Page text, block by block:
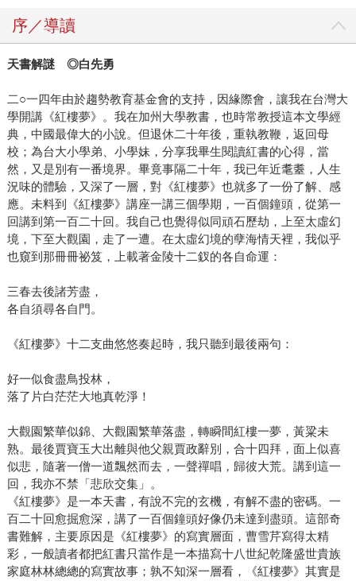
序／導讀
天書解謎 ◎白先勇
二○一四年由於趨勢教育基金會的支持，因緣際會，讓我在台灣大
學開講《紅樓夢》。我在加州大學教書，也時常教授這本文學經
典，中國最偉大的小說。但退休二十年後，重執教鞭，返回母
校；為台大小學弟、小學妹，分享我畢生閱讀紅書的心得，當
然，又是別有一番境界。畢竟事隔二十年，我已年近耄耋，人生
況味的體驗，又深了一層，對《紅樓夢》也就多了一份了解、感
應。未料到《紅樓夢》講座一講三個學期，一百個鐘頭，從第一
回講到第一百二十回。我自己也覺得似同頑石歷劫，上至太虛幻
境，下至大觀園，走了一遭。在太虛幻境的孽海情天裡，我似乎
也窺到那冊冊祕笈，上載著金陵十二釵的各自命運：
三春去後諸芳盡，
各自須尋各自門。
《紅樓夢》十二支曲悠悠奏起時，我只聽到最後兩句：
好一似食盡鳥投林，
落了片白茫茫大地真乾淨！
大觀園繁華似錦、大觀園繁華落盡，轉瞬間紅樓一夢，黃粱未
熟。最後賈寶玉大出離與他父親賈政辭別，合十四拜，面上似喜
似悲，隨著一僧一道飄然而去，一聲禪唱，歸彼大荒。講到這一
回，我亦不禁「悲欣交集」。
《紅樓夢》是一本天書，有說不完的玄機，有解不盡的密碼。一
百二十回愈掘愈深，講了一百個鐘頭好像仍未達到盡頭。這部奇
書難解，主要原因是《紅樓夢》的寫實層面，曹雪芹寫得太精
彩，一般讀者都把紅書只當作是一本描寫十八世紀乾隆盛世貴族
家庭林林總總的寫實故事；孰不知深一層看，《紅樓夢》其實是